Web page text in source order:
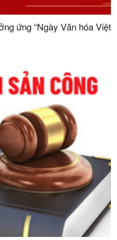
ứng “Ngày Văn hóa Việt